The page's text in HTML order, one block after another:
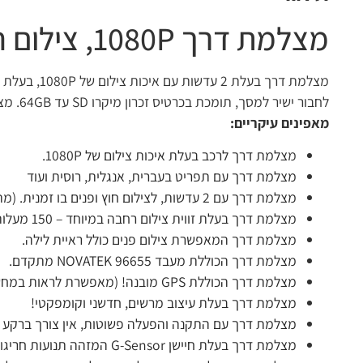
מצלמת דרך 1080P, צילום חוץ ופנים, 2 עדשות, כולל GPS, תמיכה בעברית
לחבור ישיר למסך, תומכת בכרטיס זכרון מיקרו SD עד 64GB. מצלמת דרך קומפקטית ונוחה לשימוש עם מסך בגודל 2.4″
מאפינים עיקריים:
מצלמת דרך לרכב בעלת איכות צילום של 1080P.
מצלמת דרך עם תפריט בעברית, אנגלית, רוסית ועוד
מצלמת דרך עם 2 עדשות, לצילום חוץ ופנים בו זמנית. (מתאימה למי שרוצה לצלם גם את פנים הרכב)
מצלמת דרך בעלת זווית צילום רחבה במיוחד – 150 מעלות צילום חוץ ו130 מעלות צילום פנים.
מצלמת דרך המאפשרת צילום פנים כולל ראיית לילה.
מצלמת דרך הכוללת מעבד NOVATEK 96655 מתקדם.
מצלמת דרך הכוללת GPS מובנה! (מאפשרת לראות במחשב את הסרטונים עם המסלול על מפה)
מצלמת דרך בעלת עיצוב מרשים, חדשני וקומפקטי!
מצלמת דרך עם התקנה והפעלה פשוטות, אין צורך ברקע
מצלמת דרך בעלת חיישן G-Sensor המזהה תנועות חריגות ברכב (כמו התהפכות) – ומבצע נעילה אוטומטית לאותם קטעי צילום מאותו מועד ומוודא שלא יימחקו עקב הקלטה מעגלית.